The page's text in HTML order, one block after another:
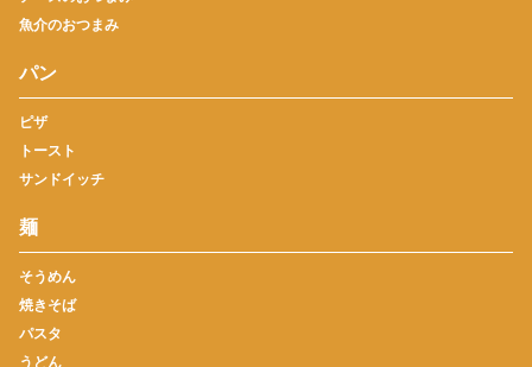
魚介のおつまみ
パン
ピザ
トースト
サンドイッチ
麺
そうめん
焼きそば
パスタ
うどん